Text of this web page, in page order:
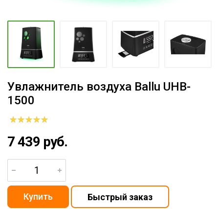
Увлажнитель воздуха Ballu UHB-
1500
7 439 руб.